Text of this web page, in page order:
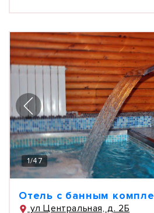
1/47
Отель с банным
ул Центральная, д. 2Б